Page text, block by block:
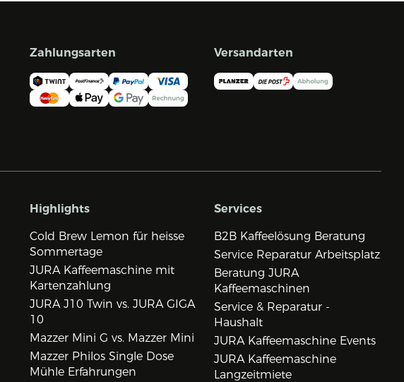
Zahlungsarten Versandarten
Highlights
Cold Brew Lemon für heisse
Sommertage
JURA Kaffeemaschine mit
Kartenzahlung
JURA J10 Twin vs. JURA GIGA
10
Mazzer Mini G vs. Mazzer Mini
Mazzer Philos Single Dose
Mühle Erfahrungen
Services
B2B Kaffeelösung Beratung
Service Reparatur Arbeitsplatz
Beratung JURA
Kaffeemaschinen
Service & Reparatur -
Haushalt
JURA Kaffeemaschine Events
JURA Kaffeemaschine
Langzeitmiete